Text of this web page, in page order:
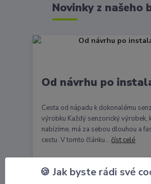
Novinky z našeho
26 11 2024
Od návrhu po
Cesta od nápadu k dokonalému
výrobku Každý senzorický výrobek,
nabízíme, má za sebou dlouhou a
cestu. V tomto článku...číst celé
🍪 Jak byste rádi své